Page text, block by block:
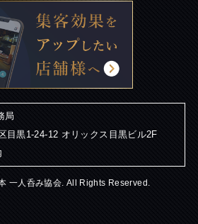
局
目黒1-24-12 オリックス目黒ビル2F
一人呑み協会. All Rights Reserved.